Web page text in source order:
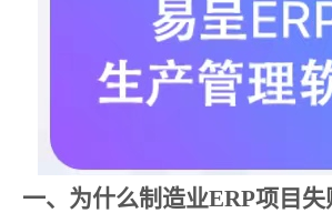
一、为什么制造业ERP项目失